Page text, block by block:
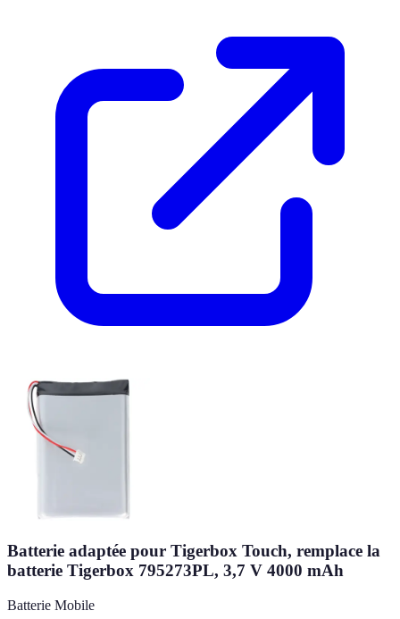
Batterie adaptée pour Tigerbox Touch, remplace la
batterie Tigerbox 795273PL, 3,7 V 4000 mAh
Batterie Mobile